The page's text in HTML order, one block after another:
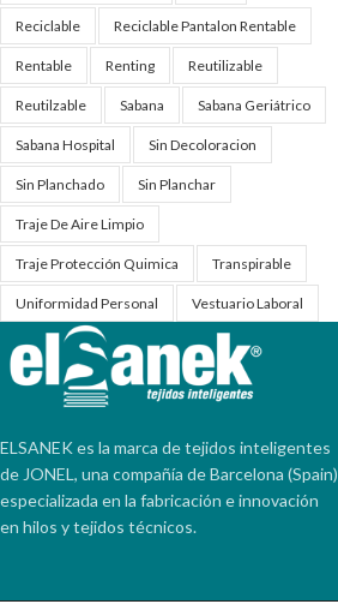
Reciclable Reciclable Pantalon Rentable
Rentable Renting Reutilizable
Reutilzable Sabana Sabana Geriátrico
Sabana Hospital Sin Decoloracion
Sin Planchado Sin Planchar
Traje De Aire Limpio
Traje Protección Quimica Transpirable
Uniformidad Personal Vestuario Laboral
ELSANEK es la marca de tejidos inteligentes
de JONEL, una compañía de Barcelona (Spain)
especializada en la fabricación e innovación
en hilos y tejidos técnicos.